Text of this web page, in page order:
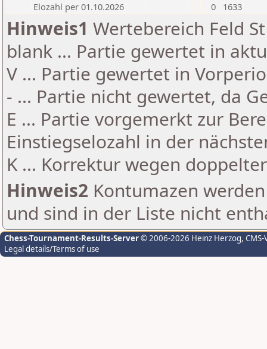
Elozahl per 01.10.2026
0 1633
Hinweis1 Wertebereich Feld
blank ... Partie gewertet in
V ... Partie gewertet in
- ... Partie nicht gewertet, da
E ... Partie vorgemerkt zur
Einstiegselozahl in der
K ... Korrektur wegen
Hinweis2 Kontumazen
und sind in der Liste nicht
Chess-Tournament-Results-Server© 2006-2026 Heinz Herzog,
Legal details/Terms of use